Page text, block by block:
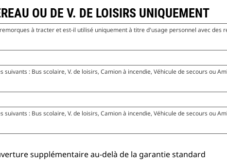
OU DE V. DE LOISIRS UNIQUEMENT
à tracter et est-il utilisé uniquement à titre d'usage personnel avec
: Bus scolaire, V. de loisirs, Camion à incendie, Véhicule de secours ou
: Bus scolaire, V. de loisirs, Camion à incendie, Véhicule de secours ou
supplémentaire au-delà de la garantie standard